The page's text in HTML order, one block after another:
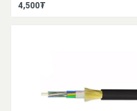
4,500₮